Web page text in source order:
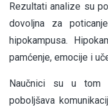
Rezultati analize su
dovoljna za
hipokampusa.
pamćenje, emocije i
Naučnici su u tom
poboljšava